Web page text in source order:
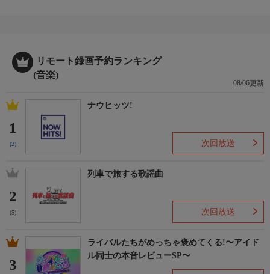
リモート録画予約ランキング
(音楽)
08/06更新
1
(2)
ナウヒッツ!
次回放送
2
(5)
列車で旅する歌謡曲
次回放送
3
ライバルたちがめっちゃ褒めてくる!〜アイド
ル同士の本音レビューSP〜